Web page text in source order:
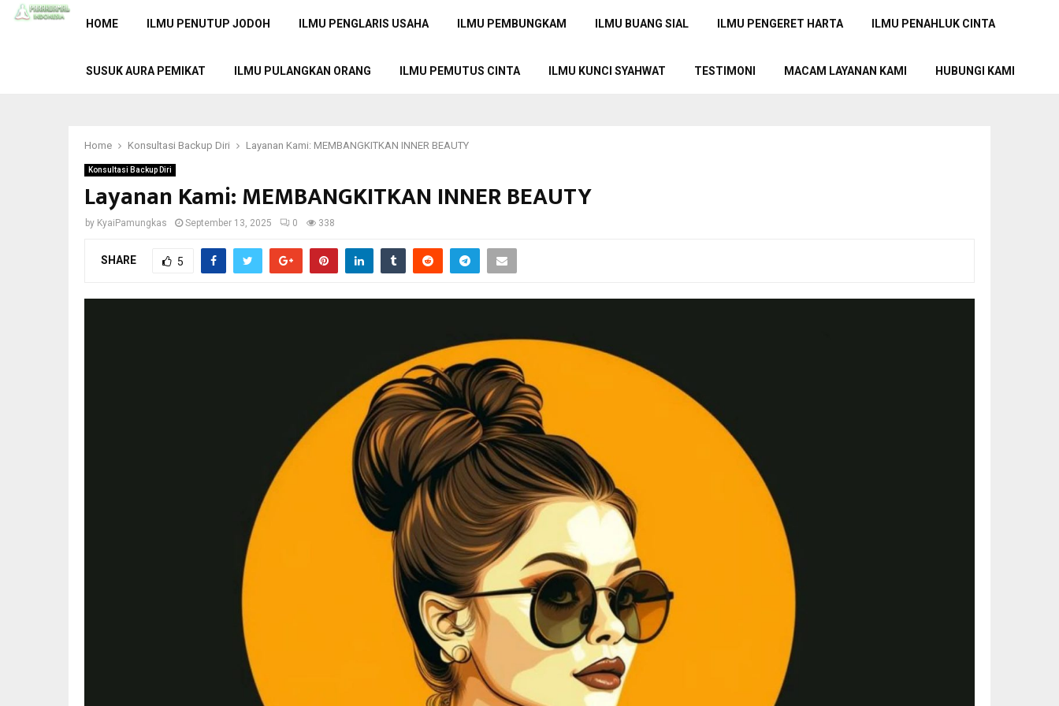
HOME ILMU PENUTUP JODOH ILMU PENGLARIS USAHA ILMU PEMBUNGKAM ILMU BUANG SIAL ILMU PENGERET HARTA ILMU PENAHLUK CINTA
SUSUK AURA PEMIKAT ILMU PULANGKAN ORANG ILMU PEMUTUS CINTA ILMU KUNCI SYAHWAT TESTIMONI MACAM LAYANAN KAMI HUBUNGI KAMI
Home Konsultasi Backup Diri Layanan Kami: MEMBANGKITKAN INNER BEAUTY
Konsultasi Backup Diri
Layanan Kami: MEMBANGKITKAN INNER BEAUTY
by KyaiPamungkas September 13, 2025 0 338
SHARE 5